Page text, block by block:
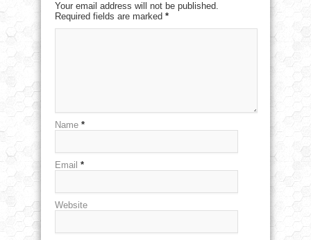
Your email address will not be published.
Required fields are marked *
Name *
Email *
Website